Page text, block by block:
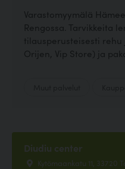
Varastomyymälä
Rengossa. Tarvikkeita
tilausperusteisesti
Orijen, Vip Store) ja
Diudiu center
Kytömaankatu 11, 33720